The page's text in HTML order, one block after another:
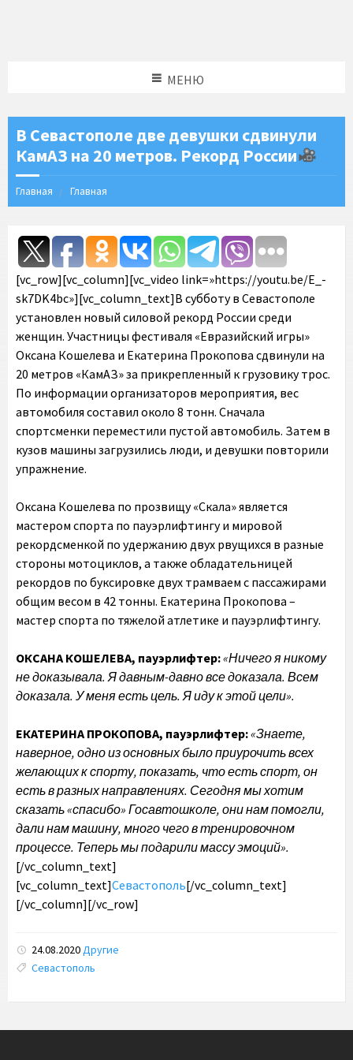
МЕНЮ
В Севастополе две девушки сдвинули
КамАЗ на 20 метров. Рекорд России
Главная Главная
[vc_row][vc_column][vc_video link=»https://youtu.be/E_-
sk7DK4bc»][vc_column_text]В субботу в Севастополе
установлен новый силовой рекорд России среди
женщин. Участницы фестиваля «Евразийский игры»
Оксана Кошелева и Екатерина Прокопова сдвинули на
20 метров «КамАЗ» за прикрепленный к грузовику трос.
По информации организаторов мероприятия, вес
автомобиля составил около 8 тонн. Cначала
спортсменки перемеcтили пустой автомобиль. Затем в
кузов машины загрузились люди, и девушки повторили
упражнение.
Оксана Кошелева по прозвищу «Скала» является
мастером спорта по пауэрлифтингу и мировой
рекордсменкой по удержанию двух рвущихся в разные
стороны мотоциклов, а также обладательницей
рекордов по буксировке двух трамваем с пассажирами
общим весом в 42 тонны. Екатерина Прокопова –
мастер спорта по тяжелой атлетике и пауэрлифтингу.
ОКСАНА КОШЕЛЕВА, пауэрлифтер:«Ничего я никому
не доказывала. Я давным-давно все доказала. Всем
доказала. У меня есть цель. Я иду к этой цели».
ЕКАТЕРИНА ПРОКОПОВА, пауэрлифтер:«Знаете,
наверное, одно из основных было приурочить всех
желающих к спорту, показать, что есть спорт, он
есть в разных направлениях. Сегодня мы хотим
сказать «спасибо» Госавтошколе, они нам помогли,
дали нам машину, много чего в тренировочном
процессе. Теперь мы подарили массу эмоций».
[/vc_column_text]
[vc_column_text]Севастополь[/vc_column_text]
[/vc_column][/vc_row]
24.08.2020Другие
Tags:
Севастополь